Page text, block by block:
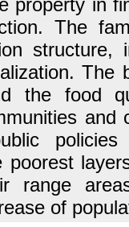
property in
The
The
the food
poorest
range
of